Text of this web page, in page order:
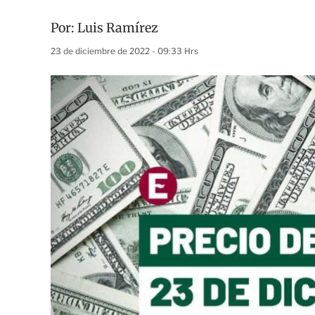
Por: Luis Ramírez
23 de diciembre de 2022 - 09:33 Hrs